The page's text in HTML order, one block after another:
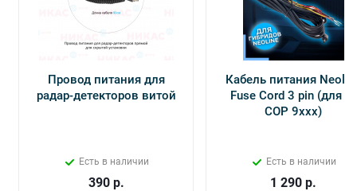
Провод питания для
радар-детекторов витой
Есть в наличии
390р.
Кабель питания
Fuse Cord 3 pin (для Х-
СОР 9ххх)
Есть в наличии
1 290 р.